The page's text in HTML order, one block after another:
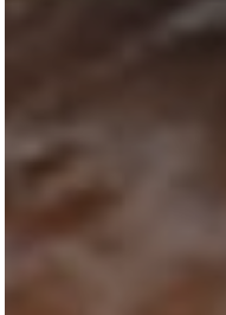
AKTUELLES